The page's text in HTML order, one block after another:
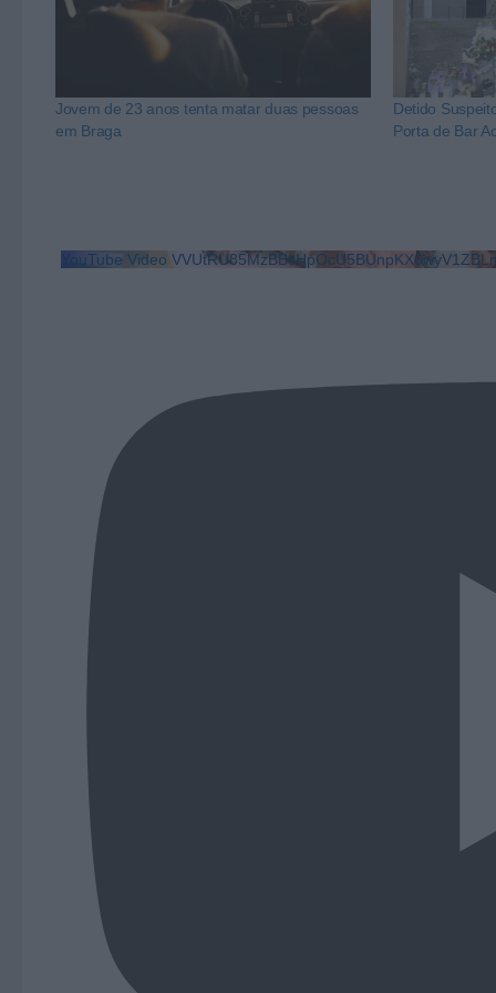
Jovem de 23 anos tenta matar duas pessoas
em Braga
Detido
Porta de Bar
YouTube Video